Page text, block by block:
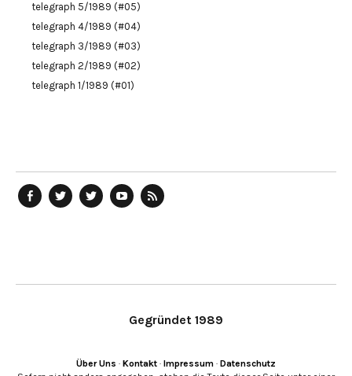
telegraph 5/1989 (#05)
telegraph 4/1989 (#04)
telegraph 3/1989 (#03)
telegraph 2/1989 (#02)
telegraph 1/1989 (#01)
Gegründet 1989
Über Uns · Kontakt · Impressum · Datenschutz